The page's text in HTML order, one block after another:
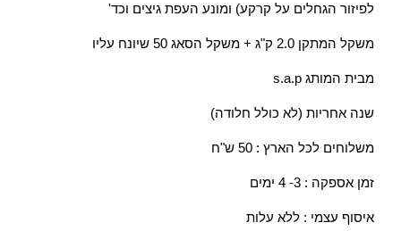
לפיזור הגחלים על קרקע) ומונע העפת גיצים וכד'
משקל המתקן 2.0 ק"ג + משקל הסאג 50 שיונח עליו
מבית המותג s.a.p
שנה אחריות (לא כולל חלודה)
משלוחים לכל הארץ : 50 ש"ח
זמן אספקה : 3- 4 ימים
איסוף עצמי : ללא עלות